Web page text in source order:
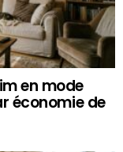
en mode
économie de